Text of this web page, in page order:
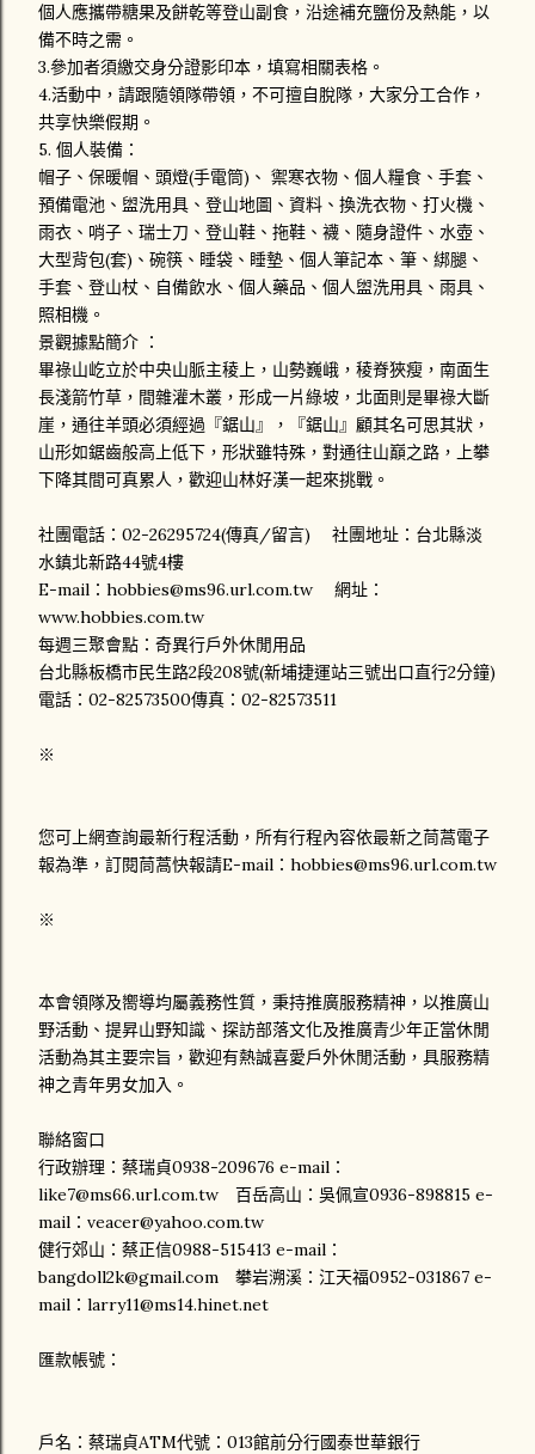
個人應攜帶糖果及餅乾等登山副食，沿途補充鹽份及熱能，以
備不時之需。
3.參加者須繳交身分證影印本，填寫相關表格。
4.活動中，請跟隨領隊帶領，不可擅自脫隊，大家分工合作，
共享快樂假期。
5. 個人裝備：
帽子、保暖帽、頭燈(手電筒)、 禦寒衣物、個人糧食、手套、
預備電池、盥洗用具、登山地圖、資料、換洗衣物、打火機、
雨衣、哨子、瑞士刀、登山鞋、拖鞋、襪、隨身證件、水壺、
大型背包(套)、碗筷、睡袋、睡墊、個人筆記本、筆、綁腿、
手套、登山杖、自備飲水、個人藥品、個人盥洗用具、雨具、
照相機。
景觀據點簡介 ：
畢祿山屹立於中央山脈主稜上，山勢巍峨，稜脊狹瘦，南面生
長淺箭竹草，間雜灌木叢，形成一片綠坡，北面則是畢祿大斷
崖，通往羊頭必須經過『鋸山』，『鋸山』顧其名可思其狀，
山形如鋸齒般高上低下，形狀雖特殊，對通往山巔之路，上攀
下降其間可真累人，歡迎山林好漢一起來挑戰。
社團電話：02-26295724(傳真/留言) 社團地址：台北縣淡
水鎮北新路44號4樓
E-mail：hobbies@ms96.url.com.tw 網址：
www.hobbies.com.tw
每週三聚會點：奇異行戶外休閒用品
台北縣板橋市民生路2段208號(新埔捷運站三號出口直行2分鐘)
電話：02-82573500傳真：02-82573511
※
您可上網查詢最新行程活動，所有行程內容依最新之茼蒿電子
報為準，訂閱茼蒿快報請E-mail：hobbies@ms96.url.com.tw
※
本會領隊及嚮導均屬義務性質，秉持推廣服務精神，以推廣山
野活動、提昇山野知識、探訪部落文化及推廣青少年正當休閒
活動為其主要宗旨，歡迎有熱誠喜愛戶外休閒活動，具服務精
神之青年男女加入。
聯絡窗口
行政辦理：蔡瑞貞0938-209676 e-mail：
like7@ms66.url.com.tw 百岳高山：吳佩宣0936-898815 e-
mail：veacer@yahoo.com.tw
健行郊山：蔡正信0988-515413 e-mail：
bangdoll2k@gmail.com 攀岩溯溪：江天福0952-031867 e-
mail：larry11@ms14.hinet.net
匯款帳號：
戶名：蔡瑞貞ATM代號：013館前分行國泰世華銀行